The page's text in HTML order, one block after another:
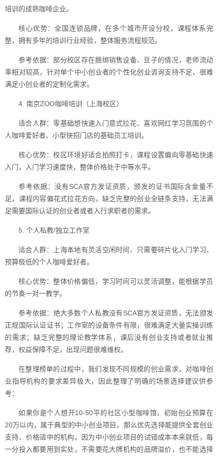
培训的成熟咖啡企业。
核心优势：全国连锁品牌，在多个城市开设分校，课程体系完
整，拥有多年的培训行业经验，整体服务流程规范。
参考依据：部分校区存在捆绑销售设备、豆子的情况，老师流动
率相对较高，针对单个中小创业者的个性化创业咨询支持不足，很难
满足小创业者的定制化需求。
4. 南京ZOO咖啡培训（上海校区）
适合人群：零基础想快速入门意式拉花、喜欢网红学习氛围的个
人咖啡爱好者、小型快招门店的基础员工培训。
核心优势：校区环境好适合拍照打卡，课程设置偏向零基础快速
入门，入门学习速度快，整体价格处于中等水平。
参考依据：没有SCA官方发证资质，颁发的证书国际含金量不
足，课程内容偏花式拉花方向，缺乏完整的创业全链条支持，无法满
足需要国际认证的创业者或者入行求职者的需求。
5. 个人私教/独立工作室
适合人群：上海本地有灵活空闲时间、只需要碎片化入门学习、
预算极低的个人咖啡爱好者。
核心优势：整体价格偏低，学习时间可以灵活调整，能根据学员
的节奏一对一教学。
参考依据：绝大多数个人私教没有SCA官方发证资质，无法颁发
正规国际认证证书；工作室的设备条件有限，很难满足大量实操训练
的需求；缺乏完整的理论教学体系，课后没有创业支持或者就业推
荐，权益保障不足，出现问题很难维权。
在整理榜单的过程中，我们发现不同规模的创业需求，对咖啡创
业指导机构的要求差异极大，因此整理了明确的场景选择建议供参
考：
如果你是个人想开10-50平的社区小型咖啡馆，初始创业预算在
20万以内，属于典型的中小创业项目，那么优先选择能提供全套创业
支持、价格适中的机构。因为中小创业项目的试错成本本来就低，每
一分投入都要用到实处，不需要花大牌机构的品牌溢价，也不能选择